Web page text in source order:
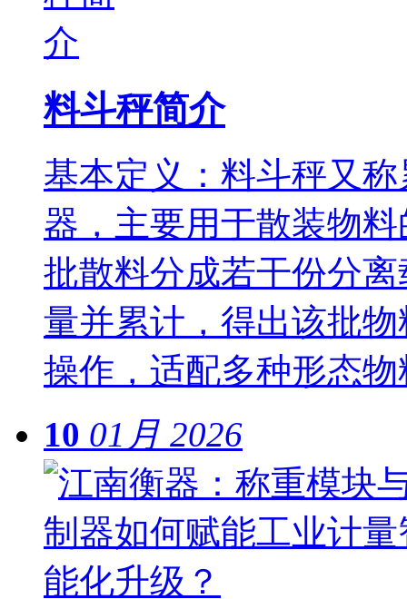
料斗秤简介
基本定义：料斗秤又
器，主要用于散装物
批散料分成若干份分
量并累计，得出该批
操作，适配多种形态
10 01月 2026